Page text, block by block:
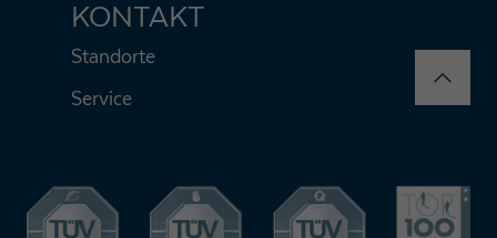
KONTAKT
Standorte
Service